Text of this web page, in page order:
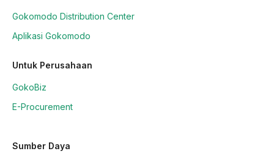
Gokomodo Distribution Center
Aplikasi Gokomodo
Untuk Perusahaan
GokoBiz
E-Procurement
Sumber Daya